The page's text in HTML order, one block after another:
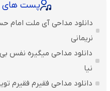
پست های
دانلود مداحی آی ملت امام
نریمانی
دانلود مداحی میگیره نفس
نیا
دانلود مداحی فقیرم فقیرم